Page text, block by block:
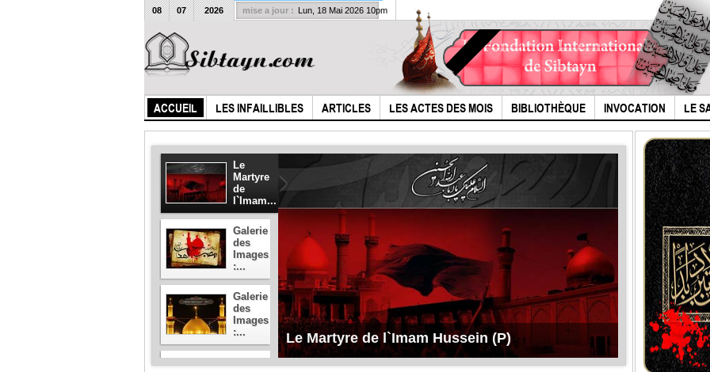
ACCUEIL LES INFAILLIBLES ARTICLES LES ACTES DES MOIS BIBLIOTHÈQUE INVOCATION LE
08 07 2026 mise a jour : Lun, 18 Mai 2026 10pm
Le Martyre de l`Imam Hussein (P)
Le
Martyre
de
l`Imam...
Galerie
des
Images
:...
Galerie
des
Images
:...